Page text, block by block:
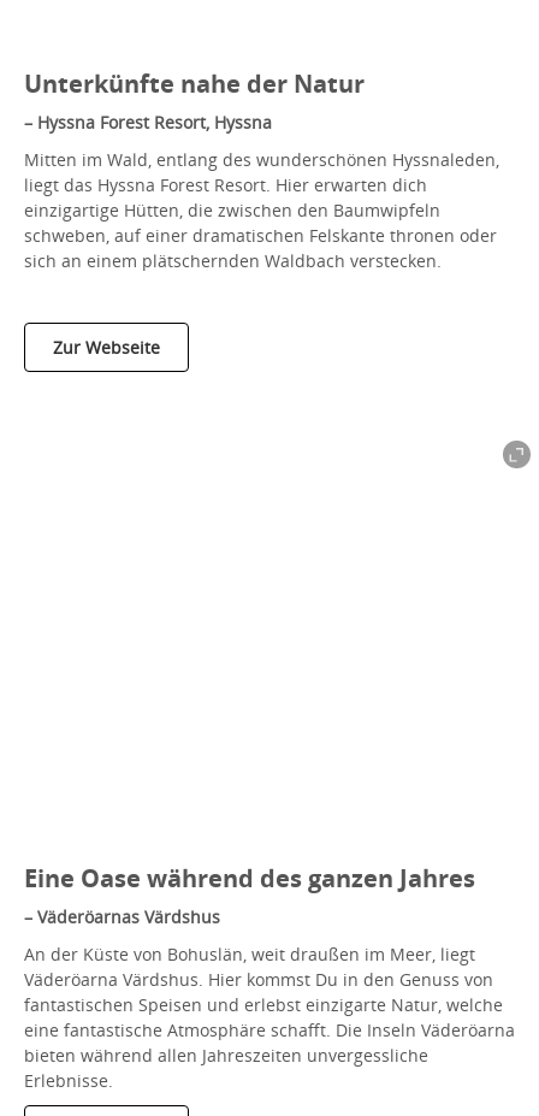
Unterkünfte nahe der Natur
– Hyssna Forest Resort, Hyssna
Mitten im Wald, entlang des wunderschönen Hyssnaleden,
liegt das Hyssna Forest Resort. Hier erwarten dich
einzigartige Hütten, die zwischen den Baumwipfeln
schweben, auf einer dramatischen Felskante thronen oder
sich an einem plätschernden Waldbach verstecken.
Zur Webseite
Eine Oase während des ganzen Jahres
– Väderöarnas Värdshus
An der Küste von Bohuslän, weit draußen im Meer, liegt
Väderöarna Värdshus. Hier kommst Du in den Genuss von
fantastischen Speisen und erlebst einzigarte Natur, welche
eine fantastische Atmosphäre schafft. Die Inseln Väderöarna
bieten während allen Jahreszeiten unvergessliche
Erlebnisse.